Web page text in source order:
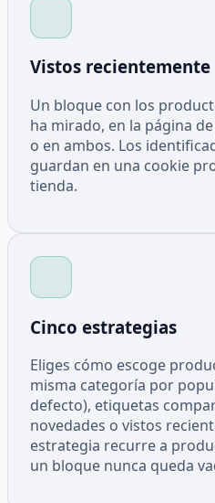
Vistos recientemente
Un bloque con los
ha mirado, en la página
o en ambos. Los
guardan en una cookie
tienda.
Cinco estrategias
Eliges cómo escoge
misma categoría por
defecto), etiquetas
novedades o vistos
estrategia recurre a
un bloque nunca queda